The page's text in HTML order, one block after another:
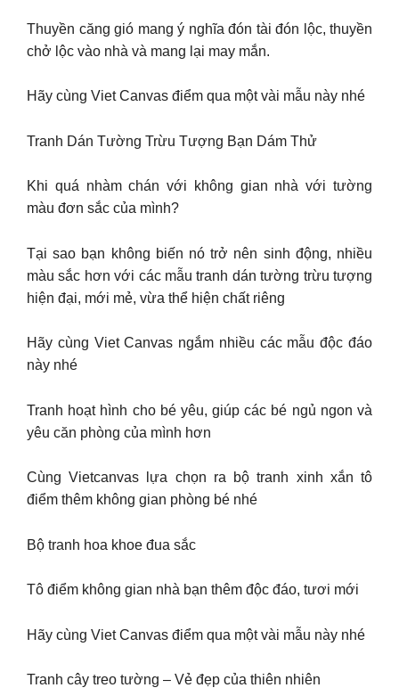
Thuyền căng gió mang ý nghĩa đón tài đón lộc, thuyền
chở lộc vào nhà và mang lại may mắn.
Hãy cùng Viet Canvas điểm qua một vài mẫu này nhé
Tranh Dán Tường Trừu Tượng Bạn Dám Thử
Khi quá nhàm chán với không gian nhà với tường
màu đơn sắc của mình?
Tại sao bạn không biến nó trở nên sinh động, nhiều
màu sắc hơn với các mẫu tranh dán tường trừu tượng
hiện đại, mới mẻ, vừa thể hiện chất riêng
Hãy cùng Viet Canvas ngắm nhiều các mẫu độc đáo
này nhé
Tranh hoạt hình cho bé yêu, giúp các bé ngủ ngon và
yêu căn phòng của mình hơn
Cùng Vietcanvas lựa chọn ra bộ tranh xinh xắn tô
điểm thêm không gian phòng bé nhé
Bộ tranh hoa khoe đua sắc
Tô điểm không gian nhà bạn thêm độc đáo, tươi mới
Hãy cùng Viet Canvas điểm qua một vài mẫu này nhé
Tranh cây treo tường – Vẻ đẹp của thiên nhiên